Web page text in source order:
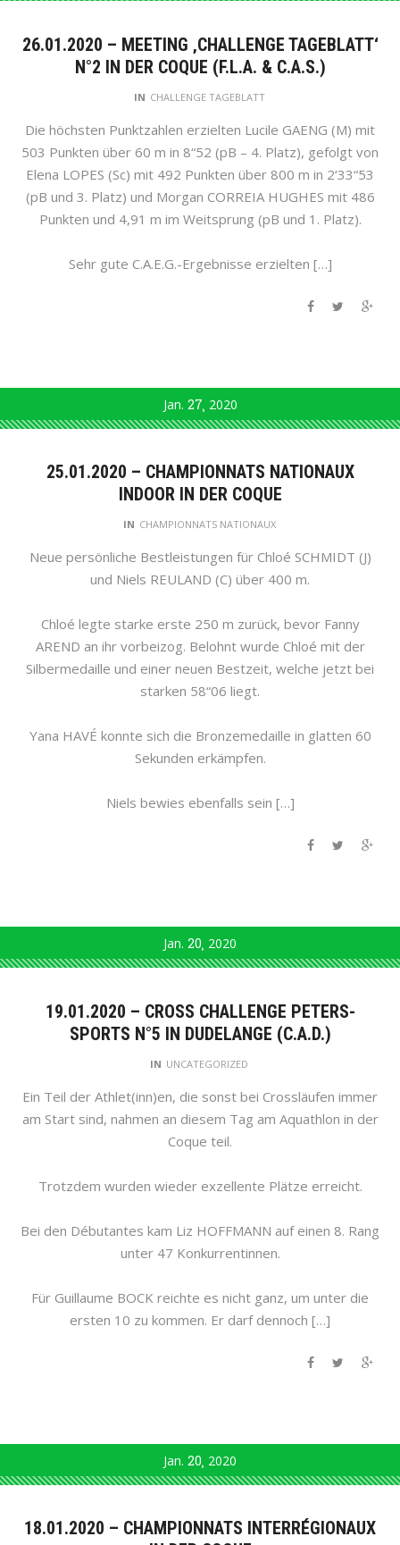
26.01.2020 – MEETING ‚CHALLENGE TAGEBLATT‘
N°2 IN DER COQUE (F.L.A. & C.A.S.)
IN CHALLENGE TAGEBLATT
Die höchsten Punktzahlen erzielten Lucile GAENG (M) mit
503 Punkten über 60 m in 8“52 (pB – 4. Platz), gefolgt von
Elena LOPES (Sc) mit 492 Punkten über 800 m in 2‘33“53
(pB und 3. Platz) und Morgan CORREIA HUGHES mit 486
Punkten und 4,91 m im Weitsprung (pB und 1. Platz).
Sehr gute C.A.E.G.-Ergebnisse erzielten […]
Jan. 27 2020
25.01.2020 – CHAMPIONNATS NATIONAUX
INDOOR IN DER COQUE
IN CHAMPIONNATS NATIONAUX
Neue persönliche Bestleistungen für Chloé SCHMIDT (J)
und Niels REULAND (C) über 400 m.
Chloé legte starke erste 250 m zurück, bevor Fanny
AREND an ihr vorbeizog. Belohnt wurde Chloé mit der
Silbermedaille und einer neuen Bestzeit, welche jetzt bei
starken 58“06 liegt.
Yana HAVÉ konnte sich die Bronzemedaille in glatten 60
Sekunden erkämpfen.
Niels bewies ebenfalls sein […]
Jan. 20 2020
19.01.2020 – CROSS CHALLENGE PETERS-
SPORTS N°5 IN DUDELANGE (C.A.D.)
IN UNCATEGORIZED
Ein Teil der Athlet(inn)en, die sonst bei Crossläufen immer
am Start sind, nahmen an diesem Tag am Aquathlon in der
Coque teil.
Trotzdem wurden wieder exzellente Plätze erreicht.
Bei den Débutantes kam Liz HOFFMANN auf einen 8. Rang
unter 47 Konkurrentinnen.
Für Guillaume BOCK reichte es nicht ganz, um unter die
ersten 10 zu kommen. Er darf dennoch […]
Jan. 20 2020
18.01.2020 – CHAMPIONNATS INTERRÉGIONAUX